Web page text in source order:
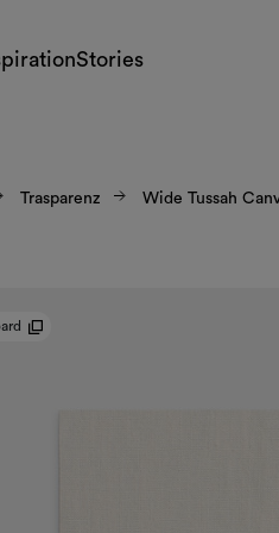
Stories
Trasparenz Wide Tussah